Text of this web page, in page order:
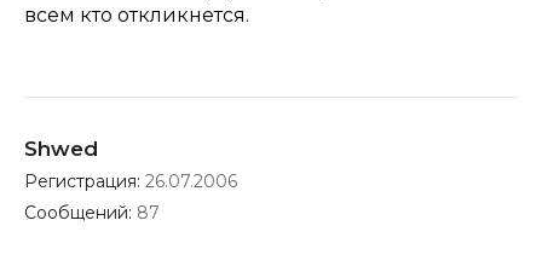
всем кто откликнется.
Shwed
Регистрация: 26.07.2006
Сообщений: 87